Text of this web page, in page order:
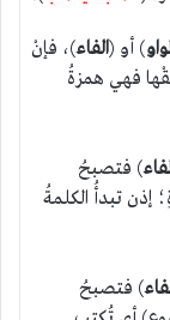
) أو (الفاء)، فإنْ
فهي همزةُ
) فتصبحُ
إذن تبدأُ الكلمةُ
) فتصبحُ